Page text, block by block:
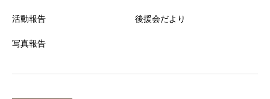
活動報告
写真報告
後援会だより